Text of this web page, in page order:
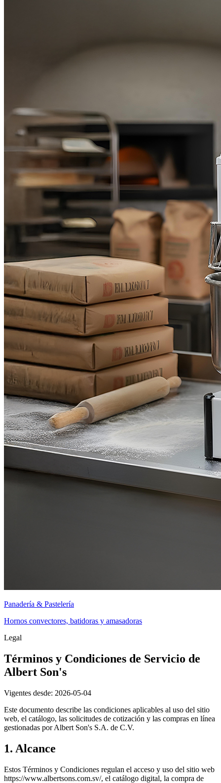
Panadería & Pastelería
Hornos convectores, batidoras y amasadoras
Legal
Términos y Condiciones de Servicio de
Albert Son's
Vigentes desde: 2026-05-04
Este documento describe las condiciones aplicables al uso del sitio
web, el catálogo, las solicitudes de cotización y las compras en línea
gestionadas por Albert Son's S.A. de C.V.
1. Alcance
Estos Términos y Condiciones regulan el acceso y uso del sitio web
https://www.albertsons.com.sv/, el catálogo digital, la compra de